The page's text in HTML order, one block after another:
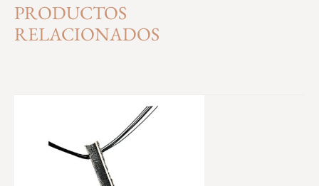
PRODUCTOS
RELACIONADOS